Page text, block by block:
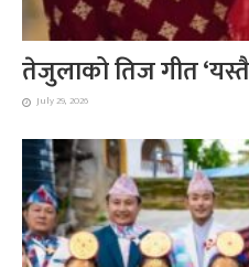
तेजुलाको तिज गीत ‘यस्तै
July 29, 2026